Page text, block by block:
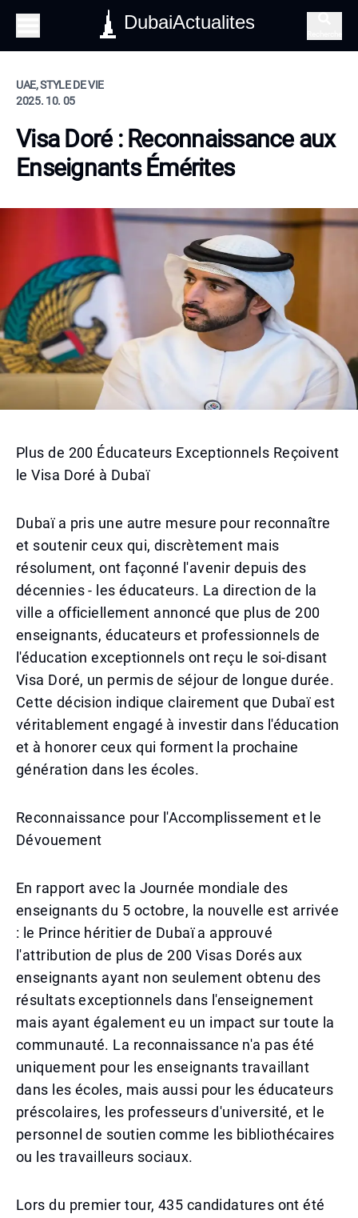
DubaiActualites
UAE, STYLE DE VIE
2025. 10. 05
Visa Doré : Reconnaissance aux
Enseignants Émérites
Plus de 200 Éducateurs Exceptionnels Reçoivent
le Visa Doré à Dubaï
Dubaï a pris une autre mesure pour reconnaître
et soutenir ceux qui, discrètement mais
résolument, ont façonné l'avenir depuis des
décennies - les éducateurs. La direction de la
ville a officiellement annoncé que plus de 200
enseignants, éducateurs et professionnels de
l'éducation exceptionnels ont reçu le soi-disant
Visa Doré, un permis de séjour de longue durée.
Cette décision indique clairement que Dubaï est
véritablement engagé à investir dans l'éducation
et à honorer ceux qui forment la prochaine
génération dans les écoles.
Reconnaissance pour l'Accomplissement et le
Dévouement
En rapport avec la Journée mondiale des
enseignants du 5 octobre, la nouvelle est arrivée
: le Prince héritier de Dubaï a approuvé
l'attribution de plus de 200 Visas Dorés aux
enseignants ayant non seulement obtenu des
résultats exceptionnels dans l'enseignement
mais ayant également eu un impact sur toute la
communauté. La reconnaissance n'a pas été
uniquement pour les enseignants travaillant
dans les écoles, mais aussi pour les éducateurs
préscolaires, les professeurs d'université, et le
personnel de soutien comme les bibliothécaires
ou les travailleurs sociaux.
Lors du premier tour, 435 candidatures ont été